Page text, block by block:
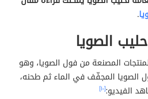
.
الصويا
المصنعة من فول الصويا، وهو
المجفّف في الماء ثم طحنه،
الفيديو:[١٠]